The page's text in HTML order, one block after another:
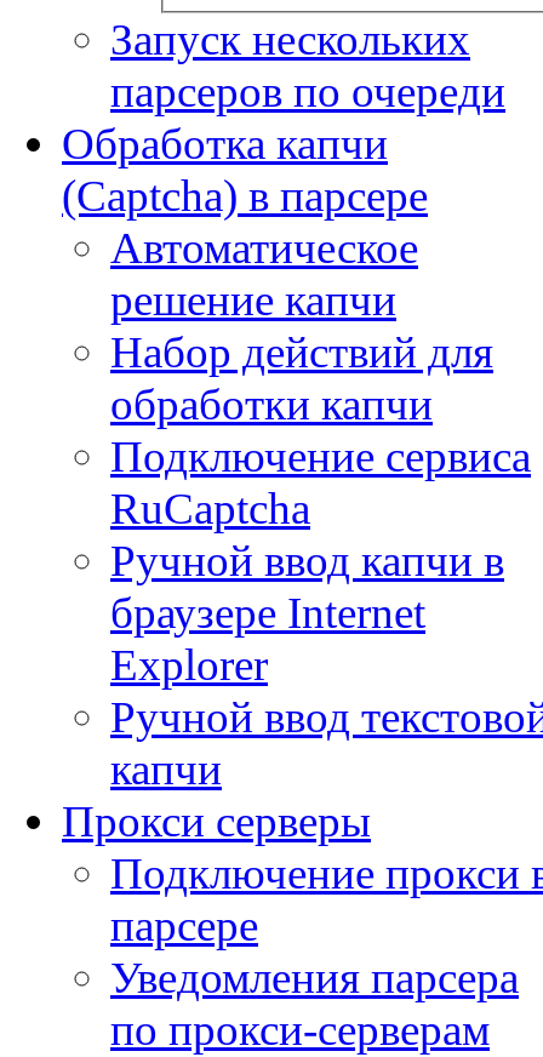
Запуск нескольких
парсеров по очереди
Обработка капчи
(Captcha) в парсере
Автоматическое
решение капчи
Набор действий для
обработки капчи
Подключение сервиса
RuCaptcha
Ручной ввод капчи в
браузере Internet
Explorer
Ручной ввод
капчи
Прокси серверы
Подключение прокси
парсере
Уведомления парсера
по прокси-серверам